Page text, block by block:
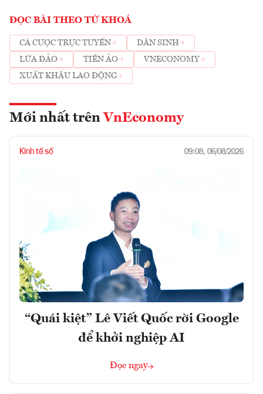
ĐỌC BÀI THEO TỪ KHOÁ
CÁ CƯỢC TRỰC TUYẾN
DÂN SINH
LỪA ĐẢO
TIỀN ẢO
VNECONOMY
XUẤT KHẨU LAO ĐỘNG
Mới nhất trên VnEconomy
Kinh tế số 09:08, 06/08/2026
“Quái kiệt” Lê Viết Quốc rời Google
để khởi nghiệp AI
Đọc ngay